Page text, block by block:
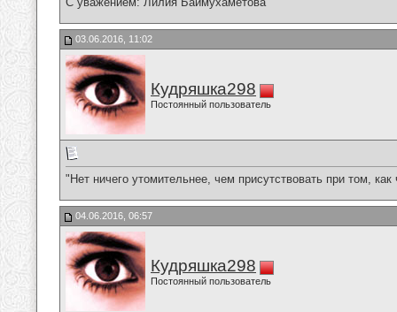
03.06.2016, 11:02
Кудряшка298
Постоянный пользователь
"Нет ничего утомительнее, чем присутствовать при том,
04.06.2016, 06:57
Кудряшка298
Постоянный пользователь